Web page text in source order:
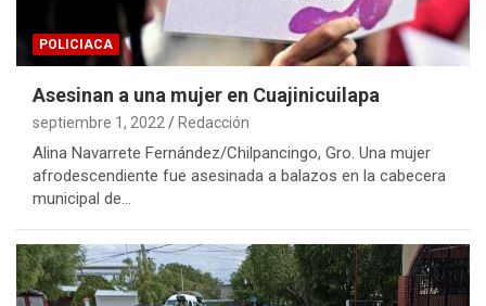
POLICIACA
Asesinan a una mujer en Cuajinicuilapa
septiembre 1, 2022 Redacción
Alina Navarrete Fernández/Chilpancingo, Gro. Una mujer
afrodescendiente fue asesinada a balazos en la cabecera
municipal de…